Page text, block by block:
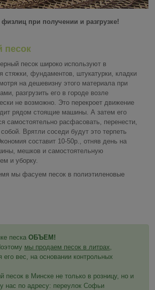
при получении и разгрузке!
песок
песок широко используют в
стяжки, фундаментов, штукатурки, кладки
на дешевизну этого материала при
разгрузить его в городе возле
не возможно. Это перекроет движение
рядом стоящие машины. А затем его
самостоятельно расфасовать, перенести,
Врятли соседи будут это терпеть
составит 10-50р., отняв день на
мешков и самостоятельную
и уборку.
мы фасуем песок в полиэтиленовые
песка ОБЪЕМ!
мы продаем песок в литрах
его вес, на основании контрольных
песок в Минске не только в розницу, но и
нас по адресу: переулок Софьи